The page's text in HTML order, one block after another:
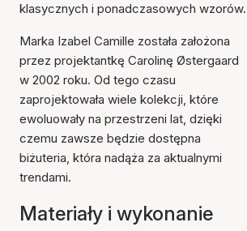
klasycznych i ponadczasowych wzorów.
Marka Izabel Camille została założona
przez projektantkę Carolinę Østergaard
w 2002 roku. Od tego czasu
zaprojektowała wiele kolekcji, które
ewoluowały na przestrzeni lat, dzięki
czemu zawsze będzie dostępna
biżuteria, która nadąża za aktualnymi
trendami.
Materiały i wykonanie